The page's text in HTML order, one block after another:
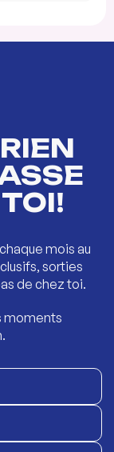
mois au
sorties
de chez toi.
moments